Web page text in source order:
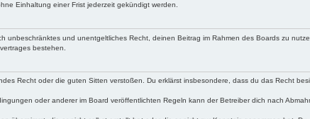
Einhaltung einer Frist jederzeit gekündigt werden.
und unentgeltliches Recht, deinen Beitrag im Rahmen des Boards zu
bestehen.
Recht oder die guten Sitten verstoßen. Du erklärst insbesondere, dass du das Recht
oder anderer im Board veröffentlichten Regeln kann der Betreiber dich nach